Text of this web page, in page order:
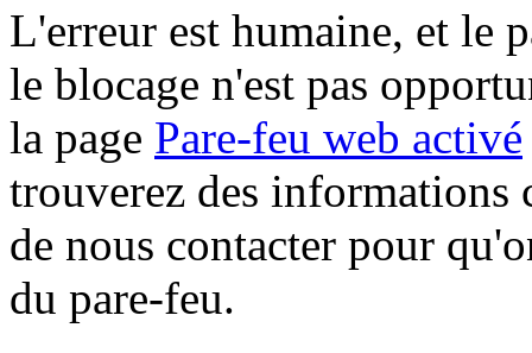
L'erreur est humaine, et le
le blocage n'est pas
la page Pare-feu web activé
trouverez des informations
de nous contacter pour
du pare-feu.